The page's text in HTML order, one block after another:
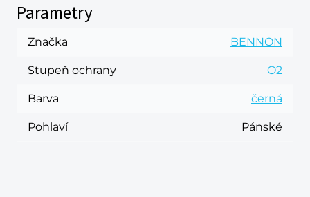
Parametry
Značka BENNON
Stupeň ochrany O2
Barva černá
Pohlaví Pánské